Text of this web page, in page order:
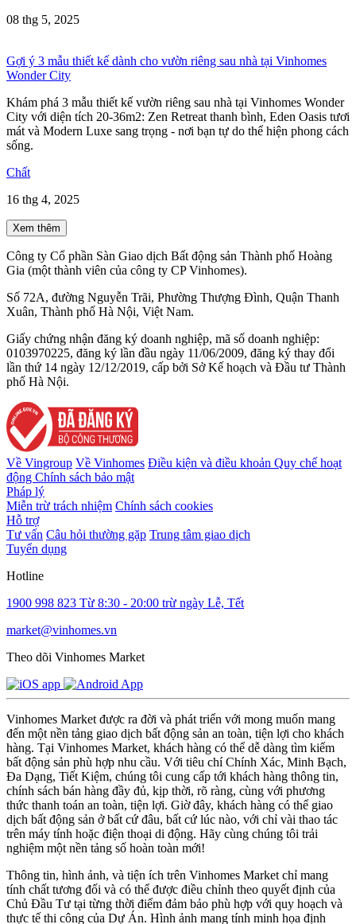
08 thg 5, 2025
Gợi ý 3 mẫu thiết kế dành cho vườn riêng sau nhà tại Vinhomes
Wonder City
Khám phá 3 mẫu thiết kế vườn riêng sau nhà tại Vinhomes Wonder
City với diện tích 20-36m2: Zen Retreat thanh bình, Eden Oasis tươi
mát và Modern Luxe sang trọng - nơi bạn tự do thể hiện phong cách
sống.
Chất
16 thg 4, 2025
Xem thêm
Công ty Cổ phần Sàn Giao dịch Bất động sản Thành phố Hoàng
Gia (một thành viên của công ty CP Vinhomes).
Số 72A, đường Nguyễn Trãi, Phường Thượng Đình, Quận Thanh
Xuân, Thành phố Hà Nội, Việt Nam.
Giấy chứng nhận đăng ký doanh nghiệp, mã số doanh nghiệp:
0103970225, đăng ký lần đầu ngày 11/06/2009, đăng ký thay đổi
lần thứ 14 ngày 12/12/2019, cấp bởi Sở Kế hoạch và Đầu tư Thành
phố Hà Nội.
Về Vingroup Về Vinhomes Điều kiện và điều khoản Quy chế hoạt
động Chính sách bảo mật
Pháp lý
Miễn trừ trách nhiệm Chính sách cookies
Hỗ trợ
Tư vấn Câu hỏi thường gặp Trung tâm giao dịch
Tuyển dụng
Hotline
1900 998 823 Từ 8:30 - 20:00 trừ ngày Lễ, Tết
market@vinhomes.vn
Theo dõi Vinhomes Market
Vinhomes Market được ra đời và phát triển với mong muốn mang
đến một nền tảng giao dịch bất động sản an toàn, tiện lợi cho khách
hàng. Tại Vinhomes Market, khách hàng có thể dễ dàng tìm kiếm
bất động sản phù hợp nhu cầu. Với tiêu chí Chính Xác, Minh Bạch,
Đa Dạng, Tiết Kiệm, chúng tôi cung cấp tới khách hàng thông tin,
chính sách bán hàng đầy đủ, kịp thời, rõ ràng, cùng với phương
thức thanh toán an toàn, tiện lợi. Giờ đây, khách hàng có thể giao
dịch bất động sản ở bất cứ đâu, bất cứ lúc nào, với chỉ vài thao tác
trên máy tính hoặc điện thoại di động. Hãy cùng chúng tôi trải
nghiệm một nền tảng số hoàn toàn mới!
Thông tin, hình ảnh, và tiện ích trên Vinhomes Market chỉ mang
tính chất tương đối và có thể được điều chỉnh theo quyết định của
Chủ Đầu Tư tại từng thời điểm đảm bảo phù hợp với quy hoạch và
thực tế thi công của Dự Án. Hình ảnh mang tính minh họa định